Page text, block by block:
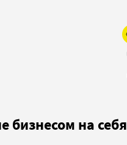
бизнесом на себя